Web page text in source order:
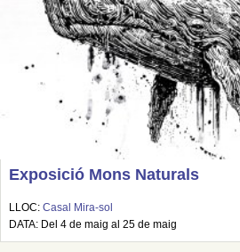
Exposició Mons Naturals
LLOC: Casal Mira-sol
DATA: Del 4 de maig al 25 de maig